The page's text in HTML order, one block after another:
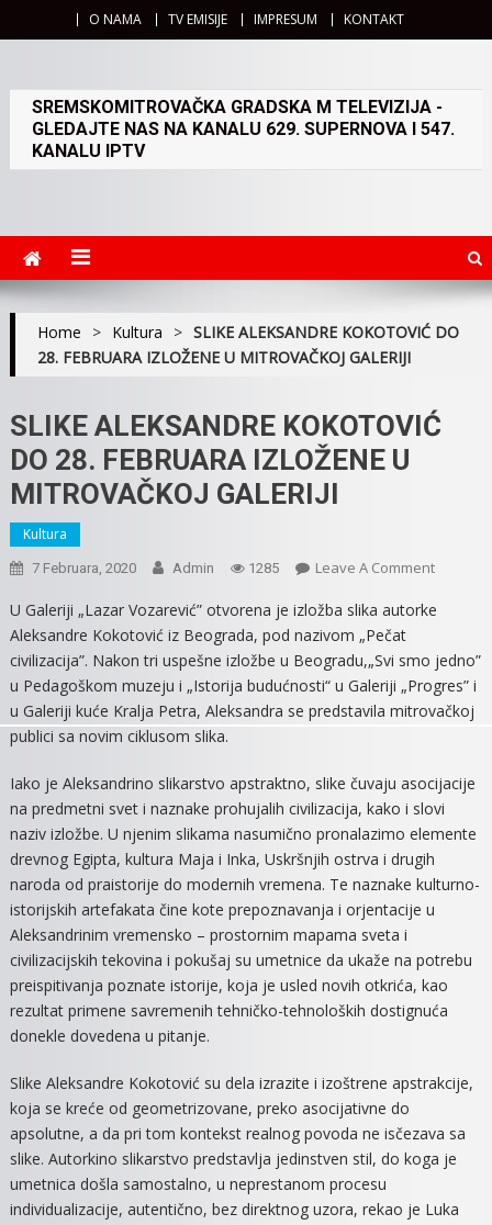
O NAMA TV EMISIJE IMPRESUM KONTAKT
SREMSKOMITROVAČKA GRADSKA M TELEVIZIJA -
GLEDAJTE NAS NA KANALU 629. SUPERNOVA I 547.
KANALU IPTV
Home > Kultura > SLIKE ALEKSANDRE KOKOTOVIĆ DO
28. FEBRUARA IZLOŽENE U MITROVAČKOJ GALERIJI
SLIKE ALEKSANDRE KOKOTOVIĆ
DO 28. FEBRUARA IZLOŽENE U
MITROVAČKOJ GALERIJI
Kultura
7 Februara, 2020 Admin 1285 Leave A CommentOn
DO
28.
GALERIJI
U Galeriji „Lazar Vozarević” otvorena je izložba slika autorke
Aleksandre Kokotović iz Beograda, pod nazivom „Pečat
civilizacija”. Nakon tri uspešne izložbe u Beogradu,„Svi smo jedno”
u Pedagoškom muzeju i „Istorija budućnosti“ u Galeriji „Progres” i
u Galeriji kuće Kralja Petra, Aleksandra se predstavila mitrovačkoj
publici sa novim ciklusom slika.
Iako je Aleksandrino slikarstvo apstraktno, slike čuvaju asocijacije
na predmetni svet i naznake prohujalih civilizacija, kako i slovi
naziv izložbe. U njenim slikama nasumično pronalazimo elemente
drevnog Egipta, kultura Maja i Inka, Uskršnjih ostrva i drugih
naroda od praistorije do modernih vremena. Te naznake kulturno-
istorijskih artefakata čine kote prepoznavanja i orjentacije u
Aleksandrinim vremensko – prostornim mapama sveta i
civilizacijskih tekovina i pokušaj su umetnice da ukaže na potrebu
preispitivanja poznate istorije, koja je usled novih otkrića, kao
rezultat primene savremenih tehničko-tehnoloških dostignuća
donekle dovedena u pitanje.
Slike Aleksandre Kokotović su dela izrazite i izoštrene apstrakcije,
koja se kreće od geometrizovane, preko asocijativne do
apsolutne, a da pri tom kontekst realnog povoda ne isčezava sa
slike. Autorkino slikarstvo predstavlja jedinstven stil, do koga je
umetnica došla samostalno, u neprestanom procesu
individualizacije, autentično, bez direktnog uzora, rekao je Luka